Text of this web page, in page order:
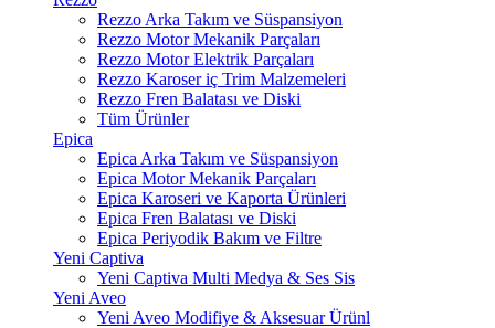
Rezzo Arka Takım ve Süspansiyon
Rezzo Motor Mekanik Parçaları
Rezzo Motor Elektrik Parçaları
Rezzo Karoser iç Trim Malzemeleri
Rezzo Fren Balatası ve Diski
Tüm Ürünler
Epica
Epica Arka Takım ve Süspansiyon
Epica Motor Mekanik Parçaları
Epica Karoseri ve Kaporta Ürünleri
Epica Fren Balatası ve Diski
Epica Periyodik Bakım ve Filtre
Yeni Captiva
Yeni Captiva Multi Medya & Ses Sis
Yeni Aveo
Yeni Aveo Modifiye & Aksesuar Ürünl